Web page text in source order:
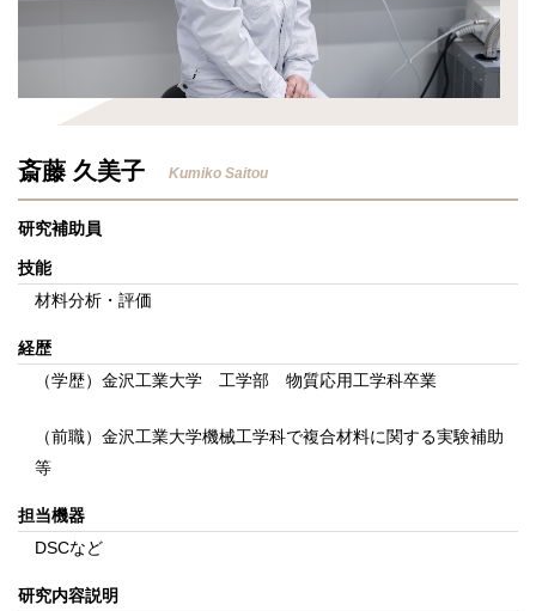
斎藤 久美子 Kumiko Saitou
研究補助員
技能
材料分析・評価
経歴
（学歴）金沢工業大学 工学部 物質応用工学科卒業
（前職）金沢工業大学機械工学科で複合材料に関する実験補助
等
担当機器
DSCなど
研究内容説明